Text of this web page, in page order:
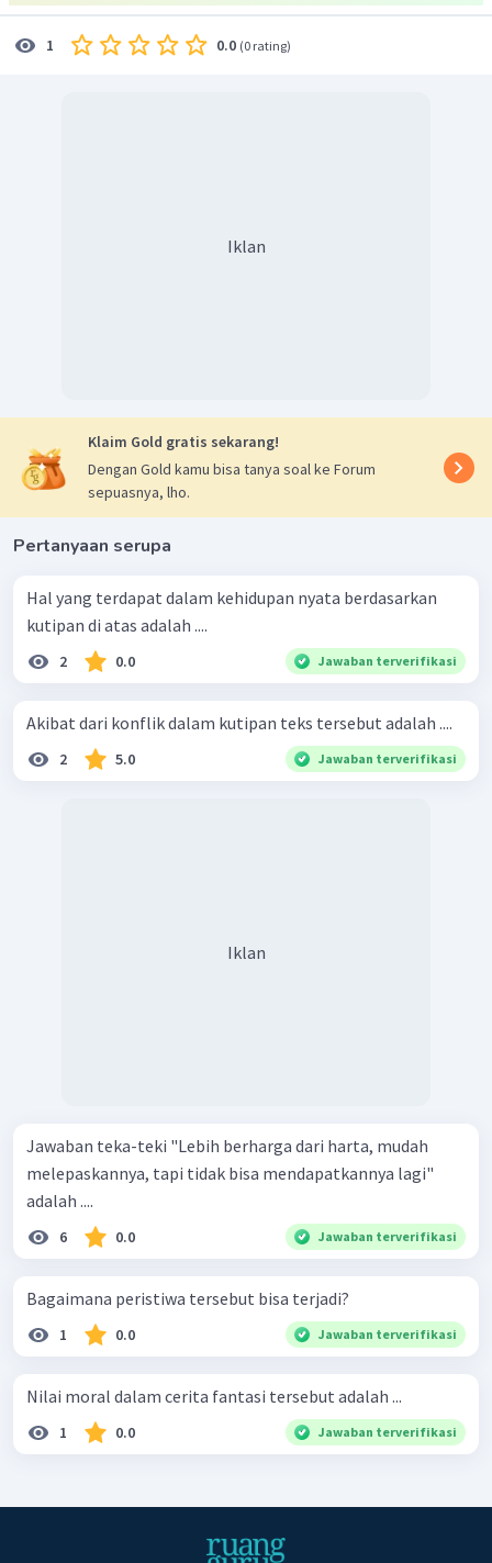
tekad seorang anak untuk kesembuhan ibunya.
Dengan demikian, jawaban yang benar adalah pilihan C.
1 0.0 (0 rating)
Iklan
Klaim Gold gratis sekarang!
Dengan Gold kamu bisa tanya soal ke Forum
sepuasnya, lho.
Pertanyaan serupa
Hal yang terdapat dalam kehidupan nyata berdasarkan
kutipan di atas adalah ....
2 0.0 Jawaban terverifikasi
Akibat dari konflik dalam kutipan teks tersebut adalah ....
2 5.0 Jawaban terverifikasi
Iklan
Jawaban teka-teki "Lebih berharga dari harta, mudah
melepaskannya, tapi tidak bisa mendapatkannya lagi"
adalah ....
6 0.0 Jawaban terverifikasi
Bagaimana peristiwa tersebut bisa terjadi?
1 0.0 Jawaban terverifikasi
Nilai moral dalam cerita fantasi tersebut adalah ...
1 0.0 Jawaban terverifikasi